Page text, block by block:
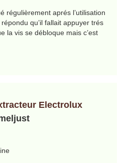
régulièrement aprés l’utilisation
répondu qu’il fallait appuyer trés
la vis se débloque mais c’est
Electrolux